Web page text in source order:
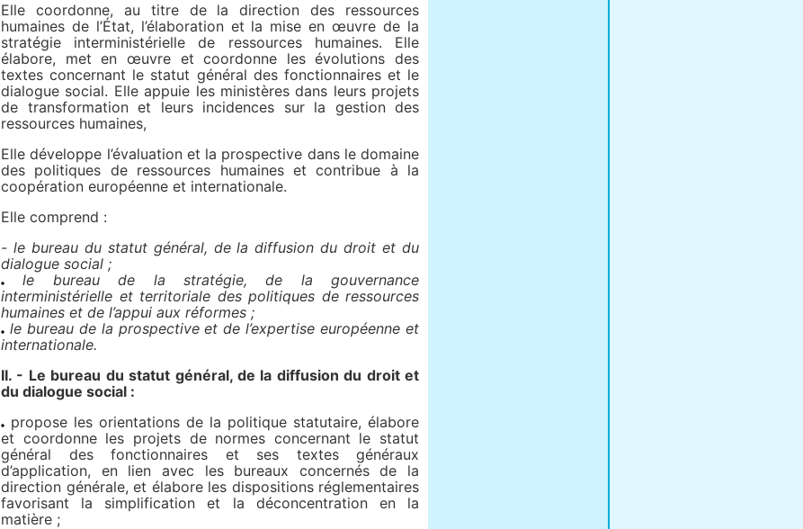
Elle coordonne, au titre de la direction des ressources
humaines de l’État, l’élaboration et la mise en œuvre de la
stratégie interministérielle de ressources humaines. Elle
élabore, met en œuvre et coordonne les évolutions des
textes concernant le statut général des fonctionnaires et le
dialogue social. Elle appuie les ministères dans leurs projets
de transformation et leurs incidences sur la gestion des
ressources humaines,
Elle développe l’évaluation et la prospective dans le domaine
des politiques de ressources humaines et contribue à la
coopération européenne et internationale.
Elle comprend :
- le bureau du statut général, de la diffusion du droit et du
dialogue social ;
le bureau de la stratégie, de la gouvernance
interministérielle et territoriale des politiques de ressources
humaines et de l’appui aux réformes ;
le bureau de la prospective et de l’expertise européenne et
internationale.
II. - Le bureau du statut général, de la diffusion du droit et
du dialogue social :
propose les orientations de la politique statutaire, élabore
et coordonne les projets de normes concernant le statut
général des fonctionnaires et ses textes généraux
d’application, en lien avec les bureaux concernés de la
direction générale, et élabore les dispositions réglementaires
favorisant la simplification et la déconcentration en la
matière ;